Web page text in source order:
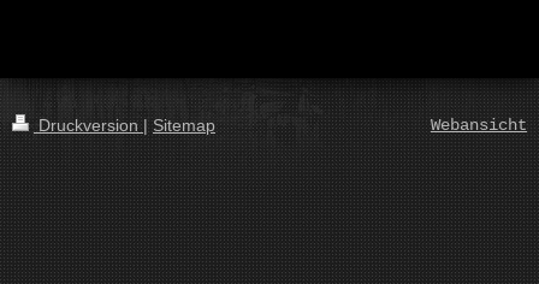
Druckversion| Sitemap Webansicht